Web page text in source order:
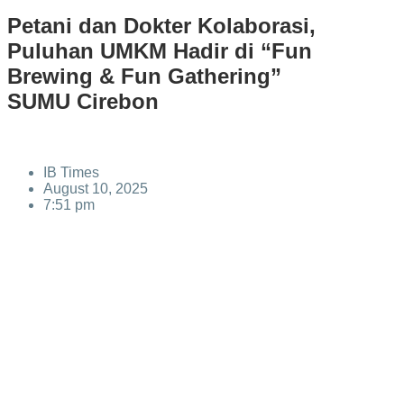
Petani dan Dokter Kolaborasi,
Puluhan UMKM Hadir di “Fun
Brewing & Fun Gathering”
SUMU Cirebon
IB Times
August 10, 2025
7:51 pm